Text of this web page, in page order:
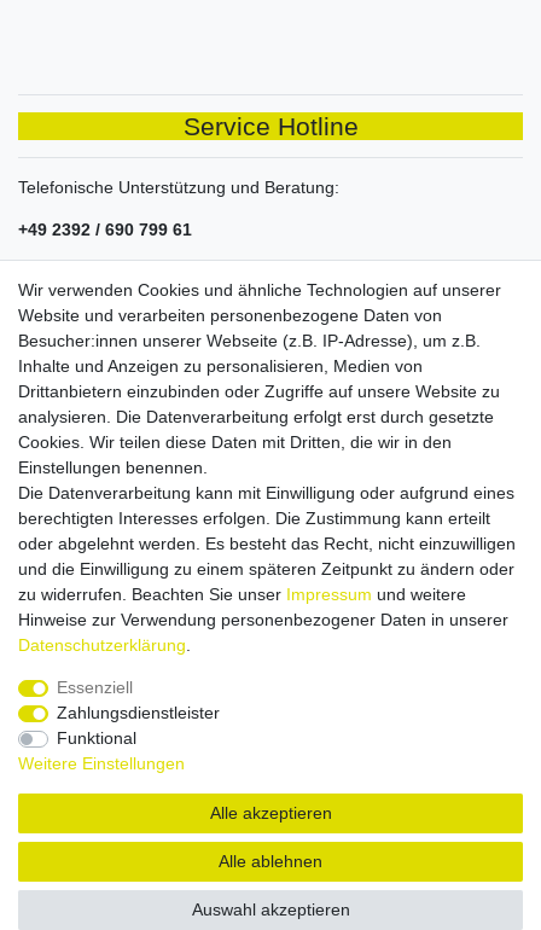
Service Hotline
Telefonische Unterstützung und Beratung:
+49 2392 / 690 799 61
Shop Service
Sie haben Probleme mit einem unserer Produkte? Kontaktieren
Sie uns einfach telefonisch oder per Mail. Wir helfen schnell und
unkompliziert.
Information
Wir versenden innerhalb von Deutschland als DHL Paket mit
Alterssichtprüfung 18+. Ein Auslandsversand istnichtmöglich.
Unsere Zahlungsarten
Bei uns können Sie bequem mittels Überweisung zahlen. Einer
Barzahlung bei Abholung in 58809 Neuenrade steht natürlich
Impressum
Barrierefreiheitserklärung Widerrufs­recht
Vertrag widerrufen
Wir verwenden Cookies und ähnliche Technologien auf unserer
Website und verarbeiten personenbezogene Daten von
Besucher:innen unserer Webseite (z.B. IP-Adresse), um z.B.
Inhalte und Anzeigen zu personalisieren, Medien von
Drittanbietern einzubinden oder Zugriffe auf unsere Website zu
analysieren. Die Datenverarbeitung erfolgt erst durch gesetzte
Cookies. Wir teilen diese Daten mit Dritten, die wir in den
Einstellungen benennen.
Die Datenverarbeitung kann mit Einwilligung oder aufgrund eines
berechtigten Interesses erfolgen. Die Zustimmung kann erteilt
oder abgelehnt werden. Es besteht das Recht, nicht einzuwilligen
und die Einwilligung zu einem späteren Zeitpunkt zu ändern oder
zu widerrufen. Beachten Sie unser Impressum und weitere
Hinweise zur Verwendung personenbezogener Daten in unserer
Daten­schutz­erklärung
Essenziell
Zahlungsdienstleister
Funktional
Weitere Einstellungen
Alle akzeptieren
Alle ablehnen
Auswahl akzeptieren